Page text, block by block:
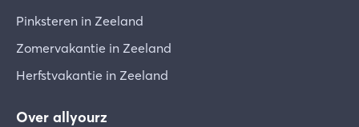
Pinksteren in Zeeland
Zomervakantie in Zeeland
Herfstvakantie in Zeeland
Over allyourz